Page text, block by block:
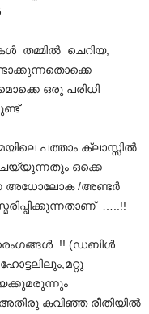
തമ്മിൽ ചെറിയ,
ഒരു പരിധി
പത്താം ക്ലാസ്സിൽ
ഒക്കെ
അധോലോക /അണ്ടർ
…..!!
(ഡബിൾ
കവിഞ്ഞ രീതിയിൽ